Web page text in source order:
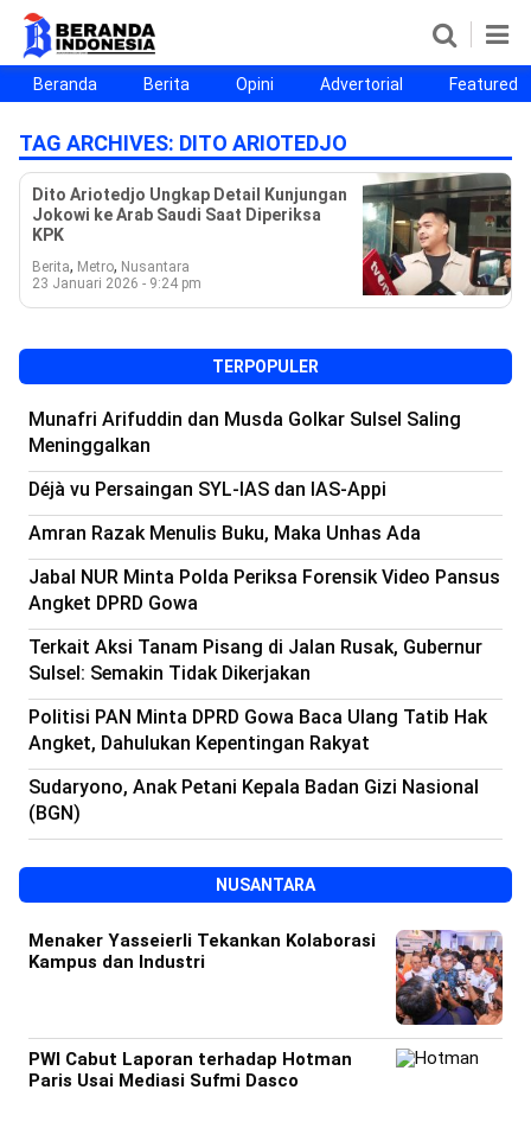
Beranda
Berita
Opini
Advertorial
Featured
Beranda25
SEGMEN
Nusantara
Jabodetabek
Sulselbar
Kota Makassar
©
Copyright
2026
Beranda
Indonesia
All
Right
Reserved
Beranda Berita Opini Advertorial Featured
TAG ARCHIVES: DITO ARIOTEDJO
Dito Ariotedjo Ungkap Detail Kunjungan
Jokowi ke Arab Saudi Saat Diperiksa
KPK
Berita, Metro, Nusantara
23 Januari 2026 - 9:24 pm
TERPOPULER
Munafri Arifuddin dan Musda Golkar Sulsel Saling
Meninggalkan
Déjà vu Persaingan SYL-IAS dan IAS-Appi
Amran Razak Menulis Buku, Maka Unhas Ada
Jabal NUR Minta Polda Periksa Forensik Video Pansus
Angket DPRD Gowa
Terkait Aksi Tanam Pisang di Jalan Rusak, Gubernur
Sulsel: Semakin Tidak Dikerjakan
Politisi PAN Minta DPRD Gowa Baca Ulang Tatib Hak
Angket, Dahulukan Kepentingan Rakyat
Sudaryono, Anak Petani Kepala Badan Gizi Nasional
(BGN)
NUSANTARA
Menaker Yasseierli Tekankan Kolaborasi
Kampus dan Industri
PWI Cabut Laporan terhadap Hotman
Paris Usai Mediasi Sufmi Dasco